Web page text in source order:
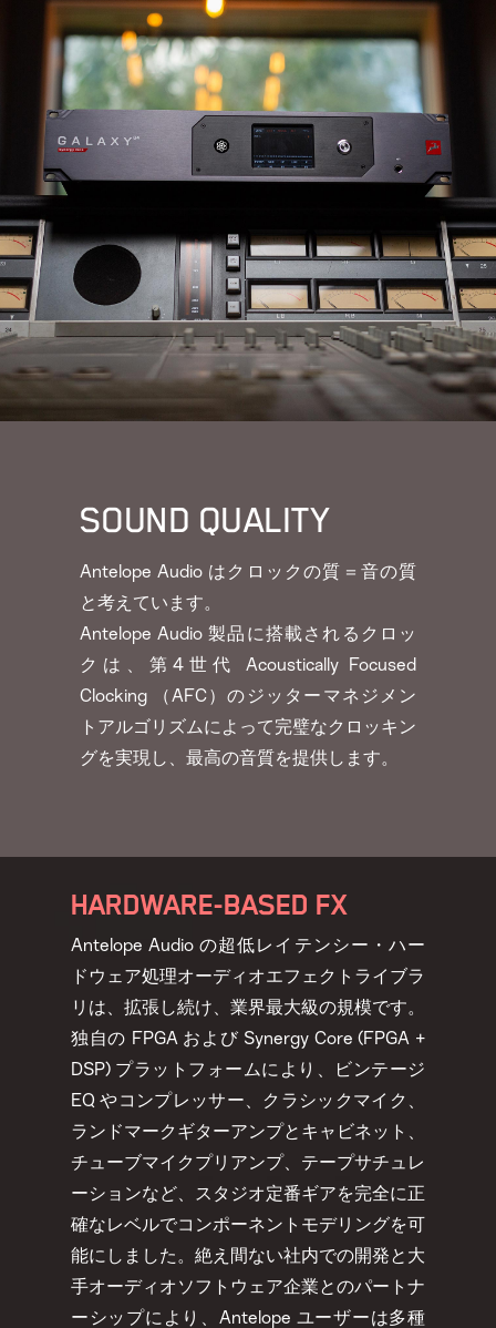
SOUND QUALITY
Antelope Audio はクロックの質＝音の質
と考えています。
Antelope Audio 製品に搭載されるクロッ
クは、第4世代 Acoustically Focused
Clocking （AFC）のジッターマネジメン
トアルゴリズムによって完璧なクロッキン
グを実現し、最高の音質を提供します。
HARDWARE-BASED FX
Antelope Audio の超低レイテンシー・ハー
ドウェア処理オーディオエフェクトライブラ
リは、拡張し続け、業界最大級の規模です。
独自の FPGA および Synergy Core (FPGA +
DSP) プラットフォームにより、ビンテージ
EQ やコンプレッサー、クラシックマイク、
ランドマークギターアンプとキャビネット、
チューブマイクプリアンプ、テープサチュレ
ーションなど、スタジオ定番ギアを完全に正
確なレベルでコンポーネントモデリングを可
能にしました。絶え間ない社内での開発と大
手オーディオソフトウェア企業とのパートナ
ーシップにより、Antelope ユーザーは多種